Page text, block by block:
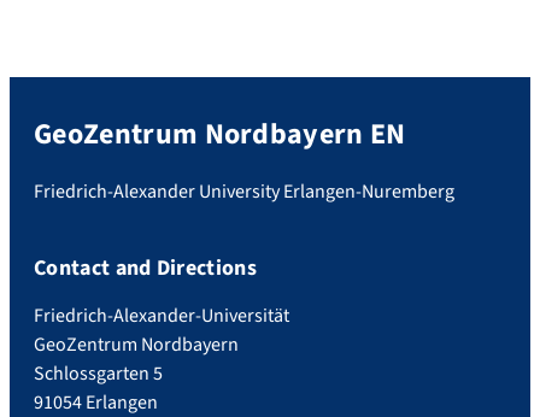
GeoZentrum Nordbayern EN
Friedrich-Alexander University Erlangen-Nuremberg
Contact and Directions
Friedrich-Alexander-Universität
GeoZentrum Nordbayern
Schlossgarten 5
91054 Erlangen